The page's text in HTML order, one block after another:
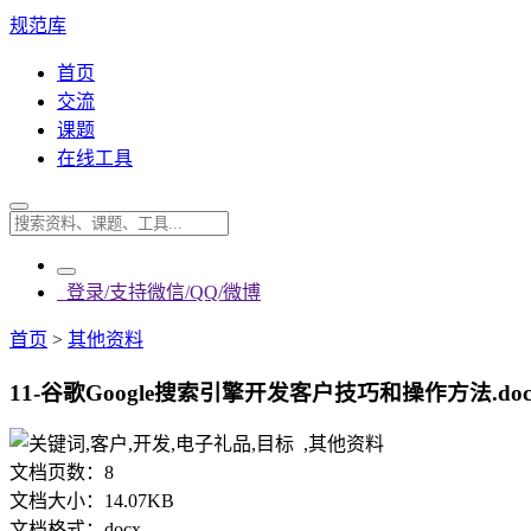
规范库
首页
交流
课题
在线工具
登录/支持微信/QQ/微博
首页 > 其他资料
11-谷歌Google搜索引擎开发客户技巧和操作方法
文档页数： 8
文档大小： 14.07KB